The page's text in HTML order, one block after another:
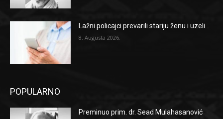
Lažni policajci prevarili stariju ženu i uzeli...
8. Augusta 2026.
POPULARNO
Preminuo prim. dr. Sead Mulahasanović